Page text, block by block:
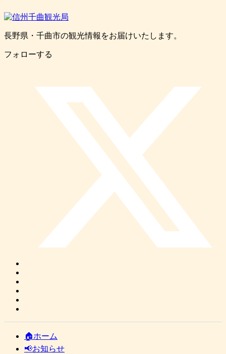
長野県・千曲市の観光情報をお届けいたします。
フォローする
🏠ホーム
📢お知らせ